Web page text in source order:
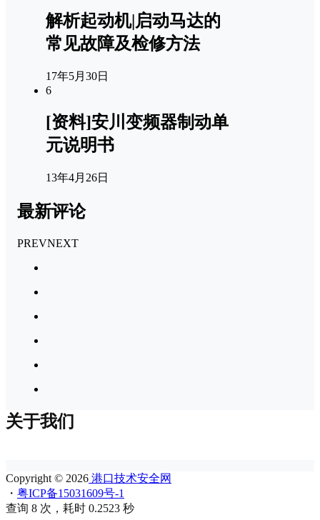
解析起动机|启动马达的
常见故障及检修方法
17年5月30日
6
[资料]安川变频器制动单
元说明书
13年4月26日
最新评论
PREVNEXT
关于我们
Copyright © 2026 港口技术安全网
・ 粤ICP备15031609号-1
查询 8 次，耗时 0.2523 秒